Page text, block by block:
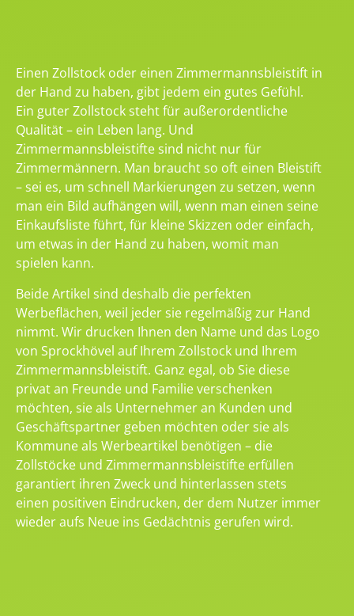
Einen Zollstock oder einen Zimmermannsbleistift in
der Hand zu haben, gibt jedem ein gutes Gefühl.
Ein guter Zollstock steht für außerordentliche
Qualität – ein Leben lang. Und
Zimmermannsbleistifte sind nicht nur für
Zimmermännern. Man braucht so oft einen Bleistift
– sei es, um schnell Markierungen zu setzen, wenn
man ein Bild aufhängen will, wenn man einen seine
Einkaufsliste führt, für kleine Skizzen oder einfach,
um etwas in der Hand zu haben, womit man
spielen kann.
Beide Artikel sind deshalb die perfekten
Werbeflächen, weil jeder sie regelmäßig zur Hand
nimmt. Wir drucken Ihnen den Name und das Logo
von Sprockhövel auf Ihrem Zollstock und Ihrem
Zimmermannsbleistift. Ganz egal, ob Sie diese
privat an Freunde und Familie verschenken
möchten, sie als Unternehmer an Kunden und
Geschäftspartner geben möchten oder sie als
Kommune als Werbeartikel benötigen – die
Zollstöcke und Zimmermannsbleistifte erfüllen
garantiert ihren Zweck und hinterlassen stets
einen positiven Eindrucken, der dem Nutzer immer
wieder aufs Neue ins Gedächtnis gerufen wird.